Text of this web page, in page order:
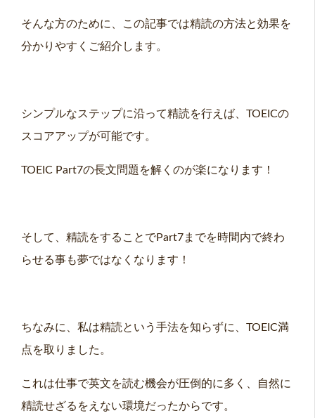
そんな方のために、この記事では精読の方法と効果を
分かりやすくご紹介します。
シンプルなステップに沿って精読を行えば、TOEICの
スコアアップが可能です。
TOEIC Part7の長文問題を解くのが楽になります！
そして、精読をすることでPart7までを時間内で終わ
らせる事も夢ではなくなります！
ちなみに、私は精読という手法を知らずに、TOEIC満
点を取りました。
これは仕事で英文を読む機会が圧倒的に多く、自然に
精読せざるをえない環境だったからです。